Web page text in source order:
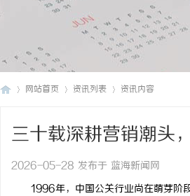
网站首页 资讯列表 资讯内容
三十载深耕营销潮头
2026-05-28 发布于 蓝海新闻网
1996年，中国公关行业尚在萌芽阶段